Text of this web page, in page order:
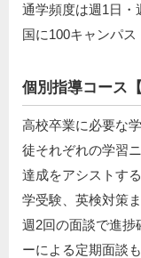
通学頻度は週1日・
国に100キャンパス
個別指導コース
高校卒業に必要な
徒それぞれの学習
達成をアシストす
学受験、英検対策
週2回の面談で進捗
ーによる定期面談